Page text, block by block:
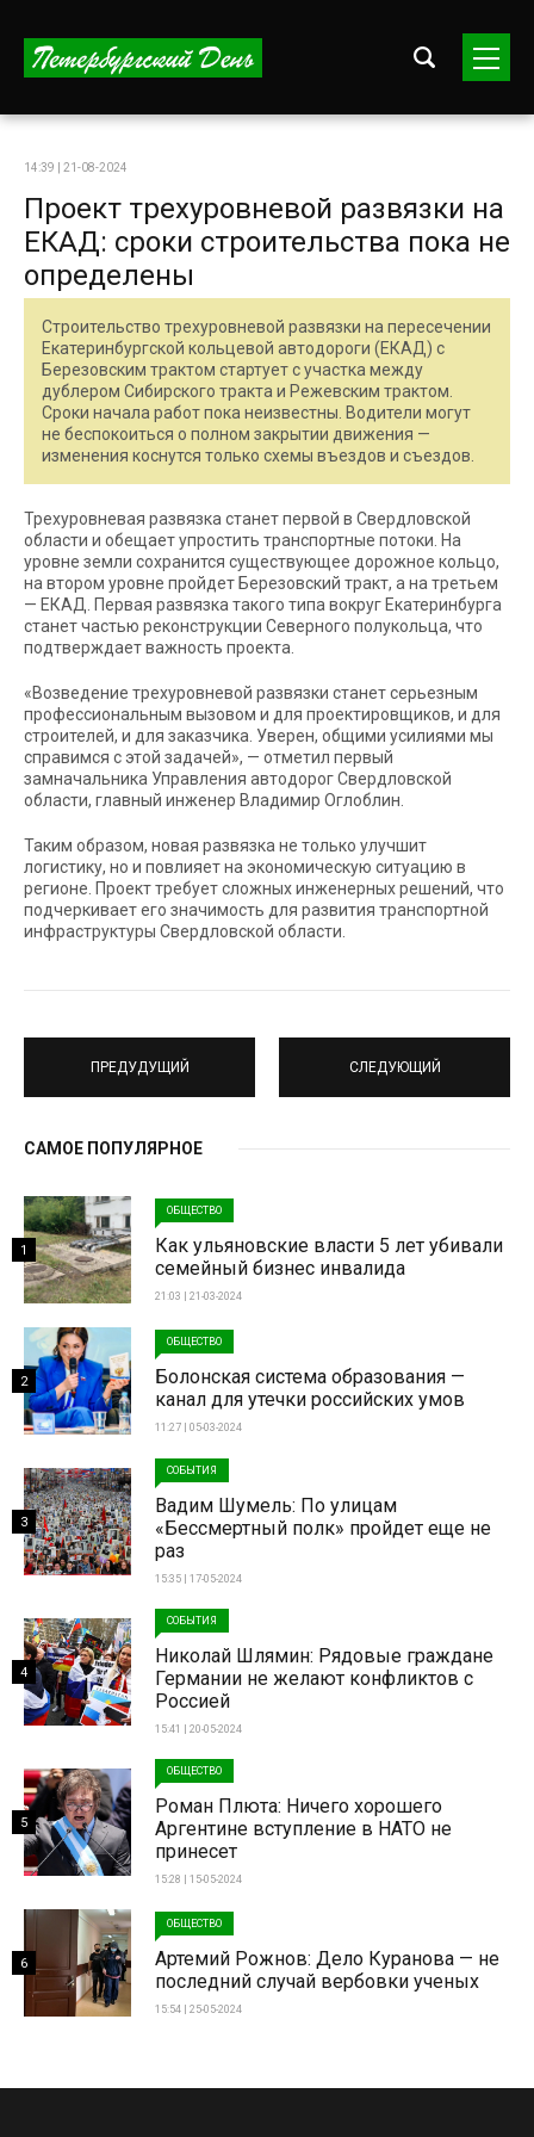
14:39 | 21-08-2024
Проект трехуровневой развязки на
ЕКАД: сроки строительства пока не
определены
Строительство трехуровневой развязки на пересечении
Екатеринбургской кольцевой автодороги (ЕКАД) с
Березовским трактом стартует с участка между
дублером Сибирского тракта и Режевским трактом.
Сроки начала работ пока неизвестны. Водители могут
не беспокоиться о полном закрытии движения —
изменения коснутся только схемы въездов и съездов.
Трехуровневая развязка станет первой в Свердловской
области и обещает упростить транспортные потоки. На
уровне земли сохранится существующее дорожное кольцо,
на втором уровне пройдет Березовский тракт, а на третьем
— ЕКАД. Первая развязка такого типа вокруг Екатеринбурга
станет частью реконструкции Северного полукольца, что
подтверждает важность проекта.
«Возведение трехуровневой развязки станет серьезным
профессиональным вызовом и для проектировщиков, и для
строителей, и для заказчика. Уверен, общими усилиями мы
справимся с этой задачей», — отметил первый
замначальника Управления автодорог Свердловской
области, главный инженер Владимир Оглоблин.
Таким образом, новая развязка не только улучшит
логистику, но и повлияет на экономическую ситуацию в
регионе. Проект требует сложных инженерных решений, что
подчеркивает его значимость для развития транспортной
инфраструктуры Свердловской области.
ПРЕДУДУЩИЙ СЛЕДУЮЩИЙ
САМОЕ ПОПУЛЯРНОЕ
ОБЩЕСТВО
Как ульяновские власти 5 лет убивали
семейный бизнес инвалида
21:03 | 21-03-2024
1
ОБЩЕСТВО
Болонская система образования —
канал для утечки российских умов
11:27 | 05-03-2024
2
СОБЫТИЯ
Вадим Шумель: По улицам
«Бессмертный полк» пройдет еще не
раз
15:35 | 17-05-2024
3
СОБЫТИЯ
Николай Шлямин: Рядовые граждане
Германии не желают конфликтов с
Россией
15:41 | 20-05-2024
4
ОБЩЕСТВО
Роман Плюта: Ничего хорошего
Аргентине вступление в НАТО не
принесет
15:28 | 15-05-2024
5
ОБЩЕСТВО
Артемий Рожнов: Дело Куранова — не
последний случай вербовки ученых
15:54 | 25-05-2024
6